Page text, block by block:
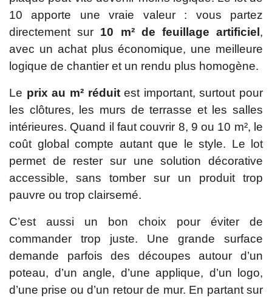
10 apporte une vraie valeur : vous partez
directement sur 10 m² de feuillage artificiel ,
avec un achat plus économique, une meilleure
logique de chantier et un rendu plus homogène.
Le prix au m² réduitest important, surtout pour
les clôtures, les murs de terrasse et les salles
intérieures. Quand il faut couvrir 8, 9 ou 10 m², le
coût global compte autant que le style. Le lot
permet de rester sur une solution décorative
accessible, sans tomber sur un produit trop
pauvre ou trop clairsemé.
C’est aussi un bon choix pour éviter de
commander trop juste. Une grande surface
demande parfois des découpes autour d’un
poteau, d’un angle, d’une applique, d’un logo,
d’une prise ou d’un retour de mur. En partant sur